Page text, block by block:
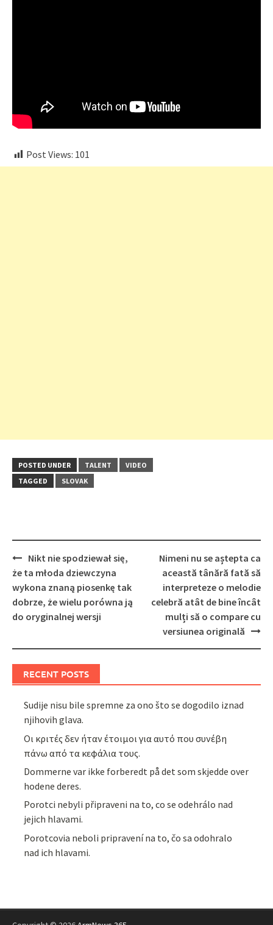
Post Views: 101
POSTED UNDER TALENT
VIDEO
TAGGED
SLOVAK
Post
navigation
Nikt nie spodziewał się,
że ta młoda dziewczyna
wykona znaną piosenkę tak
dobrze, że wielu porówna ją
do oryginalnej wersji
Nimeni nu se aștepta ca
această tânără fată să
interpreteze o melodie
celebră atât de bine încât
mulți să o compare cu
versiunea originală
RECENT POSTS
Sudije nisu bile spremne za ono što se dogodilo iznad
njihovih glava.
Οι κριτές δεν ήταν έτοιμοι για αυτό που συνέβη
πάνω από τα κεφάλια τους.
Dommerne var ikke forberedt på det som skjedde over
hodene deres.
Porotci nebyli připraveni na to, co se odehrálo nad
jejich hlavami.
Porotcovia neboli pripravení na to, čo sa odohralo
nad ich hlavami.